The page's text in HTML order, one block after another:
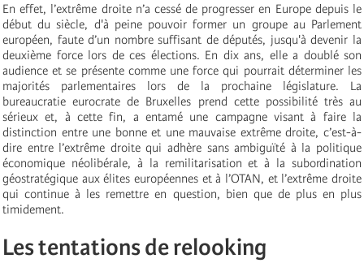
En effet, l’extrême droite n’a cessé de progresser en Europe depuis le
début du siècle, d'à peine pouvoir former un groupe au Parlement
européen, faute d’un nombre suffisant de députés, jusqu'à devenir la
deuxième force lors de ces élections. En dix ans, elle a doublé son
audience et se présente comme une force qui pourrait déterminer les
majorités parlementaires lors de la prochaine législature. La
bureaucratie eurocrate de Bruxelles prend cette possibilité très au
sérieux et, à cette fin, a entamé une campagne visant à faire la
distinction entre une bonne et une mauvaise extrême droite, c’est-à-
dire entre l’extrême droite qui adhère sans ambiguïté à la politique
économique néolibérale, à la remilitarisation et à la subordination
géostratégique aux élites européennes et à l’OTAN, et l’extrême droite
qui continue à les remettre en question, bien que de plus en plus
timidement.
Les tentations de relooking